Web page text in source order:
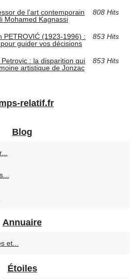
de l’art contemporain
Mohamed Kagnassi
808 Hits
PETROVIĆ (1923‑1996) :
guider vos décisions
853 Hits
Petrovic : la disparition qui
artistique de Jonzac
853 Hits
relatif.fr
Blog
Annuaire
et...
Étoiles